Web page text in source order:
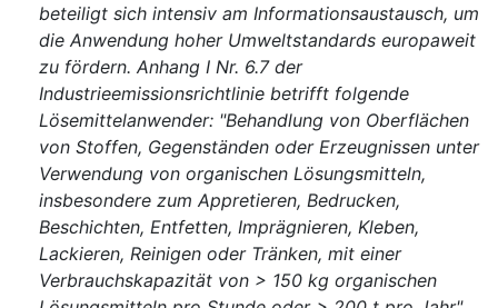
beteiligt sich intensiv am Informationsaustausch, um
die Anwendung hoher Umweltstandards europaweit
zu fördern. Anhang I Nr. 6.7 der
Industrieemissionsrichtlinie betrifft folgende
Lösemittelanwender: "Behandlung von Oberflächen
von Stoffen, Gegenständen oder Erzeugnissen unter
Verwendung von organischen Lösungsmitteln,
insbesondere zum Appretieren, Bedrucken,
Beschichten, Entfetten, Imprägnieren, Kleben,
Lackieren, Reinigen oder Tränken, mit einer
Verbrauchskapazität von > 150 kg organischen